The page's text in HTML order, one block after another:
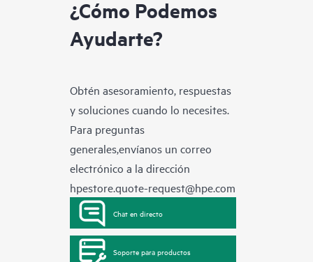
¿Cómo Podemos
Ayudarte?
Obtén asesoramiento, respuestas
y soluciones cuando lo necesites.
Para preguntas
generales,envíanos un correo
electrónico a la dirección
hpestore.quote-request@hpe.com
Chat en directo
Soporte para productos